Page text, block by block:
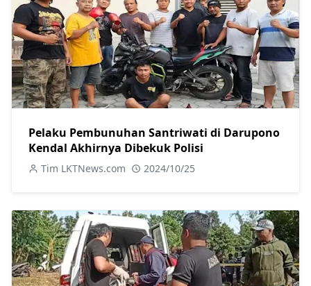
Pelaku Pembunuhan Santriwati di Darupono
Kendal Akhirnya Dibekuk Polisi
Tim LKTNews.com 2024/10/25